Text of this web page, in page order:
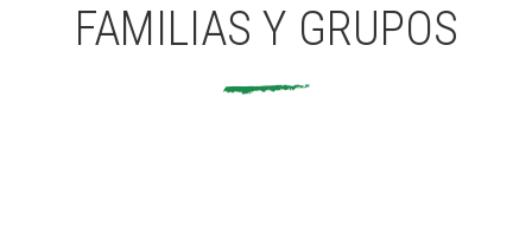
FAMILIAS Y GRUPOS
Treballa amb nosaltres
Treballa amb nosaltres